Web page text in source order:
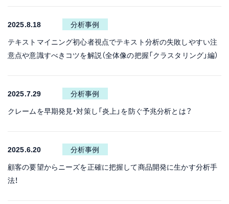
2025.8.18
分析事例
テキストマイニング初心者視点でテキスト分析の失敗しやすい注
意点や意識すべきコツを解説（全体像の把握「クラスタリング」編）
2025.7.29
分析事例
クレームを早期発見・対策し「炎上」を防ぐ予兆分析とは？
2025.6.20
分析事例
顧客の要望からニーズを正確に把握して商品開発に生かす分析手
法！